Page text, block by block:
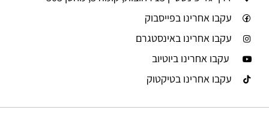
עקבו אחרינו בפייסבוק
עקבו אחרינו באינסטגרם
עקבו אחרינו ביוטיוב
עקבו אחרינו בטיקטוק